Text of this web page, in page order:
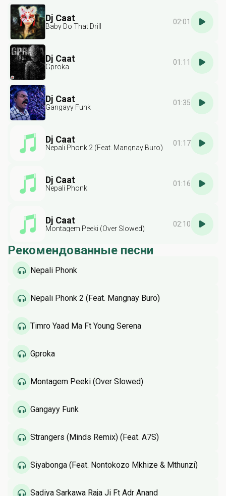
Dj Caat
Baby Do That Drill
02:01
Dj Caat
Gproka
01:11
Dj Caat
Gangayy Funk
01:35
Dj Caat
Nepali Phonk 2 (Feat. Mangnay Buro)
01:17
Dj Caat
Nepali Phonk
01:16
Dj Caat
Montagem Peeki (Over Slowed)
02:10
Рекомендованные песни
Nepali Phonk
Nepali Phonk 2 (Feat. Mangnay Buro)
Timro Yaad Ma Ft Young Serena
Gproka
Montagem Peeki (Over Slowed)
Gangayy Funk
Strangers (Minds Remix) (Feat. A7S)
Siyabonga (Feat. Nontokozo Mkhize & Mthunzi)
Sadiya Sarkawa Raja Ji Ft Adr Anand